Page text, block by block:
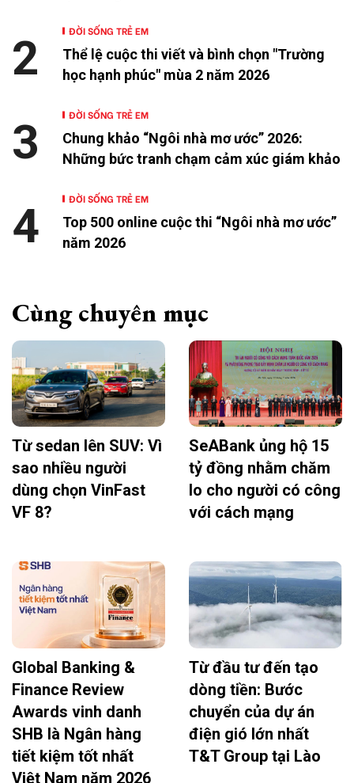
ĐỜI SỐNG TRẺ EM
Thể lệ cuộc thi viết và bình chọn "Trường
học hạnh phúc" mùa 2 năm 2026
2
ĐỜI SỐNG TRẺ EM
Chung khảo “Ngôi nhà mơ ước” 2026:
Những bức tranh chạm cảm xúc giám khảo
3
ĐỜI SỐNG TRẺ EM
Top 500 online cuộc thi “Ngôi nhà mơ ước”
năm 2026
4
Cùng chuyên mục
Từ sedan lên SUV: Vì
sao nhiều người
dùng chọn VinFast
VF 8?
SeABank ủng hộ 15
tỷ đồng nhằm chăm
lo cho người có công
với cách mạng
Global Banking &
Finance Review
Awards vinh danh
SHB là Ngân hàng
tiết kiệm tốt nhất
Việt Nam năm 2026
Từ đầu tư đến tạo
dòng tiền: Bước
chuyển của dự án
điện gió lớn nhất
T&T Group tại Lào